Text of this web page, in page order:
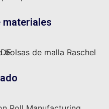
materiales